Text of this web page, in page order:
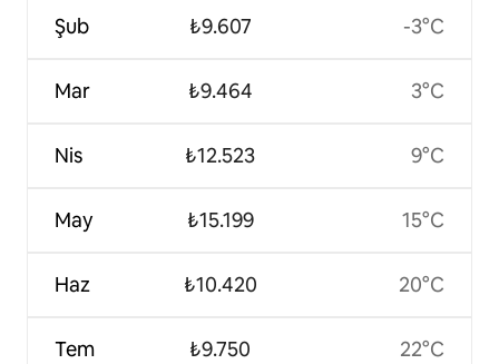
Şub
Mar
Nis
May
Haz
Tem
₺9.607
₺9.464
₺12.523
₺15.199
₺10.420
₺9.750
-3°C
3°C
9°C
15°C
20°C
22°C